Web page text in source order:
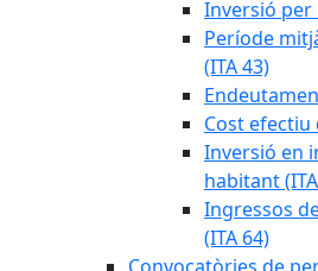
Inversió per
Període
(ITA 43)
Cost efectiu
Inversió en
habitant
Ingressos
(ITA 64)